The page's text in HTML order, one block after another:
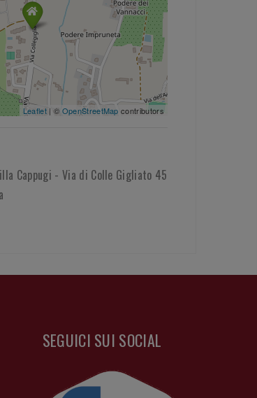
Leaflet | © OpenStreetMap contributors
Cappugi - Via di Colle Gigliato 45
SEGUICI SUI SOCIAL